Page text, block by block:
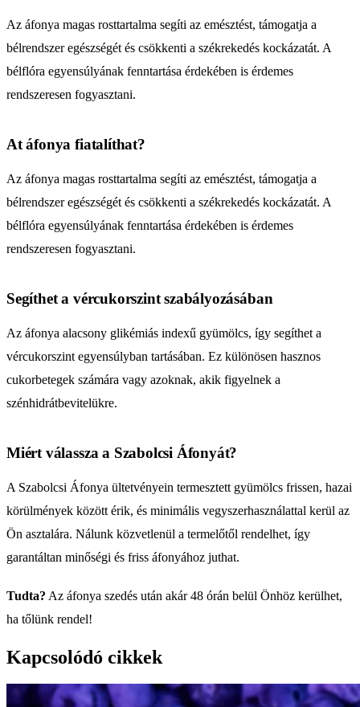
Az áfonya magas rosttartalma segíti az emésztést, támogatja a
bélrendszer egészségét és csökkenti a székrekedés kockázatát. A
bélflóra egyensúlyának fenntartása érdekében is érdemes
rendszeresen fogyasztani.
At áfonya fiatalíthat?
Az áfonya magas rosttartalma segíti az emésztést, támogatja a
bélrendszer egészségét és csökkenti a székrekedés kockázatát. A
bélflóra egyensúlyának fenntartása érdekében is érdemes
rendszeresen fogyasztani.
Segíthet a vércukorszint szabályozásában
Az áfonya alacsony glikémiás indexű gyümölcs, így segíthet a
vércukorszint egyensúlyban tartásában. Ez különösen hasznos
cukorbetegek számára vagy azoknak, akik figyelnek a
szénhidrátbevitelükre.
Miért válassza a Szabolcsi Áfonyát?
A Szabolcsi Áfonya ültetvényein termesztett gyümölcs frissen, hazai
körülmények között érik, és minimális vegyszerhasználattal kerül az
Ön asztalára. Nálunk közvetlenül a termelőtől rendelhet, így
garantáltan minőségi és friss áfonyához juthat.
Tudta? Az áfonya szedés után akár 48 órán belül Önhöz kerülhet,
ha tőlünk rendel!
Kapcsolódó cikkek